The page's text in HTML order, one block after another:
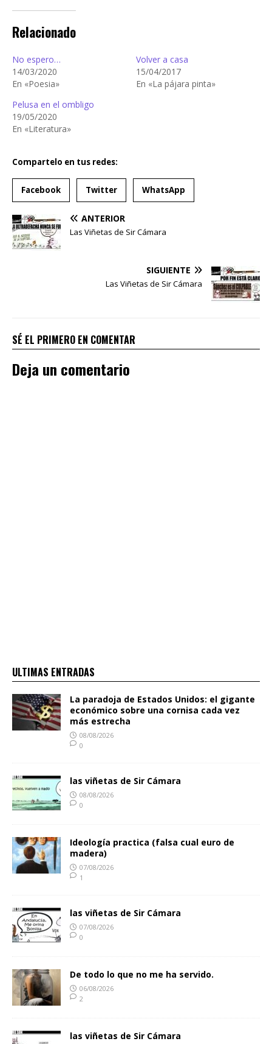
Relacionado
No espero…
14/03/2020
En «Poesia»
Volver a casa
15/04/2017
En «La pájara pinta»
Pelusa en el ombligo
19/05/2020
En «Literatura»
Compartelo en tus redes:
Facebook Twitter WhatsApp
ANTERIOR
Las Viñetas de Sir Cámara
SIGUIENTE
Las Viñetas de Sir Cámara
SÉ EL PRIMERO EN COMENTAR
Deja un comentario
ULTIMAS ENTRADAS
La paradoja de Estados Unidos: el gigante
económico sobre una cornisa cada vez
más estrecha
08/08/2026
0
las viñetas de Sir Cámara
08/08/2026
0
Ideología practica (falsa cual euro de
madera)
07/08/2026
1
las viñetas de Sir Cámara
07/08/2026
0
De todo lo que no me ha servido.
06/08/2026
2
las viñetas de Sir Cámara